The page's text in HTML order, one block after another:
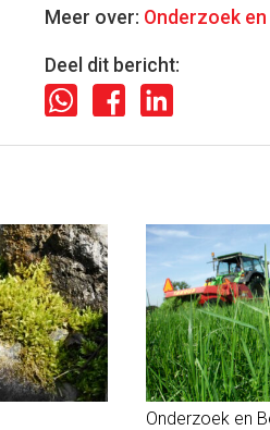
Meer over: Onderzoek en
Deel dit bericht:
Onderzoek en